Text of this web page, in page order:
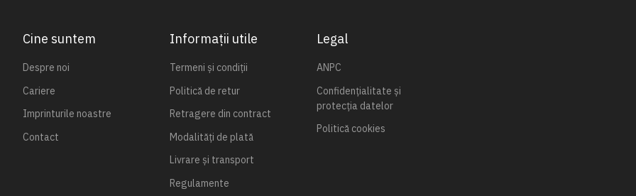
Cine suntem
Despre noi
Cariere
Imprinturile noastre
Contact
Informații utile
Termeni și condiții
Politică de retur
Retragere din contract
Modalități de plată
Livrare și transport
Regulamente
Legal
ANPC
Confidențialitate și
protecția datelor
Politică cookies